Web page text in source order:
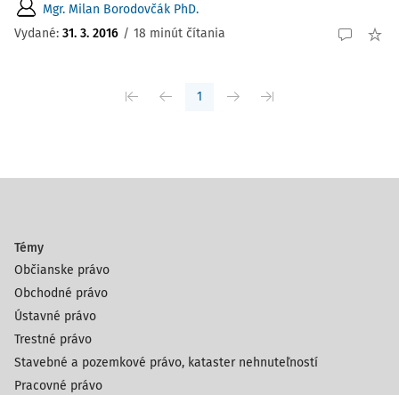
Mgr. Milan Borodovčák PhD.
Vydané: 31. 3. 2016 / 18 minút čítania
1
Témy
Občianske právo
Obchodné právo
Ústavné právo
Trestné právo
Stavebné a pozemkové právo, kataster nehnuteľností
Pracovné právo